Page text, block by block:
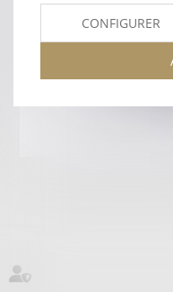
Honoraires
11 Place des Cinq
CONFIGURER